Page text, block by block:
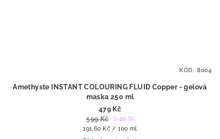
Amethyste INSTANT COLOURING FLUID Copper - gelová
maska 250 ml
479 Kč
599 Kč
(–20 %)
Měrná
191,60 Kč / 100 ml
KÓD: 8004